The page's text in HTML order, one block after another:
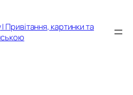
Привітання, картинки та